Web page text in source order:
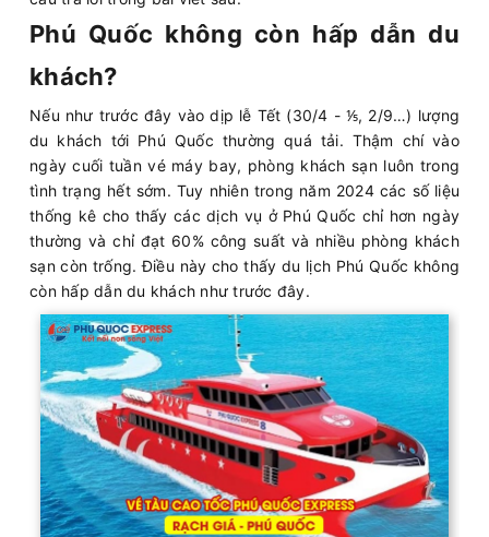
Phú Quốc không còn hấp dẫn du
khách?
Nếu như trước đây vào dịp lễ Tết (30/4 - ⅕, 2/9…) lượng
du khách tới Phú Quốc thường quá tải. Thậm chí vào
ngày cuối tuần vé máy bay, phòng khách sạn luôn trong
tình trạng hết sớm. Tuy nhiên trong năm 2024 các số liệu
thống kê cho thấy các dịch vụ ở Phú Quốc chỉ hơn ngày
thường và chỉ đạt 60% công suất và nhiều phòng khách
sạn còn trống. Điều này cho thấy du lịch Phú Quốc không
còn hấp dẫn du khách như trước đây.